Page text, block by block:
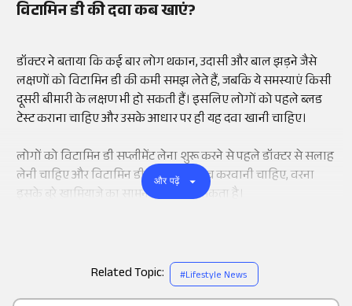
as a
विटामिन डी की दवा कब खाएं?
डॉक्टर ने बताया कि कई बार लोग थकान, उदासी और बाल झड़ने जैसे
लक्षणों को विटामिन डी की कमी समझ लेते हैं, जबकि ये समस्याएं किसी
दूसरी बीमारी के लक्षण भी हो सकती हैं। इसलिए लोगों को पहले ब्लड
टेस्ट कराना चाहिए और उसके आधार पर ही यह दवा खानी चाहिए।
लोगों को विटामिन डी सप्लीमेंट लेना शुरू करने से पहले डॉक्टर से सलाह
लेनी चाहिए और विटामिन डी के स्तर की जांच करवानी चाहिए, वरना
इसके बुरे खामियाजे का सामना करना पड़ सकता है।
और पढ़ें
Related Topic: #Lifestyle News